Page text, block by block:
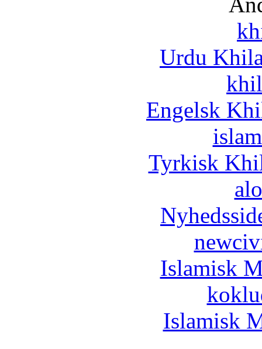
Urdu
Engelsk
Tyrkisk
Islamisk
Islamisk